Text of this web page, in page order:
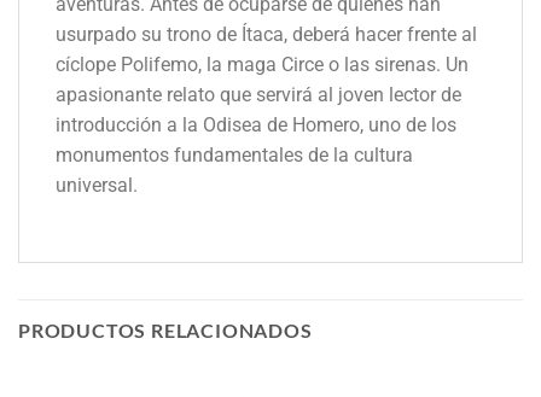
usurpado su trono de Ítaca, deberá hacer frente al
cíclope Polifemo, la maga Circe o las sirenas. Un
apasionante relato que servirá al joven lector de
introducción a la Odisea de Homero, uno de los
monumentos fundamentales de la cultura
universal.
PRODUCTOS RELACIONADOS